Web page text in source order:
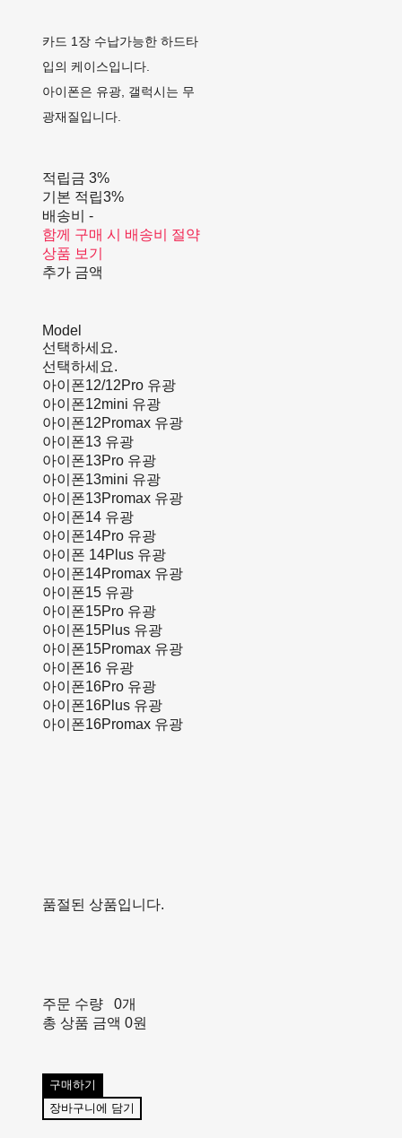
카드 1장 수납가능한 하드타
입의 케이스입니다.
아이폰은 유광, 갤럭시는 무
광재질입니다.
적립금 3%
기본 적립3%
배송비 -
함께 구매 시 배송비 절약
상품 보기
추가 금액
Model
선택하세요.
선택하세요.
아이폰12/12Pro 유광
아이폰12mini 유광
아이폰12Promax 유광
아이폰13 유광
아이폰13Pro 유광
아이폰13mini 유광
아이폰13Promax 유광
아이폰14 유광
아이폰14Pro 유광
아이폰 14Plus 유광
아이폰14Promax 유광
아이폰15 유광
아이폰15Pro 유광
아이폰15Plus 유광
아이폰15Promax 유광
아이폰16 유광
아이폰16Pro 유광
아이폰16Plus 유광
아이폰16Promax 유광
품절된 상품입니다.
주문 수량
0개
총 상품 금액 0원
구매하기
장바구니에 담기